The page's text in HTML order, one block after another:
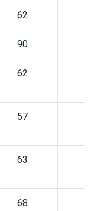
62
90
62
57
63
68